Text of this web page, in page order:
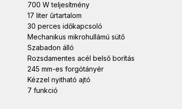
700 W teljesítmény
17 liter űrtartalom
30 perces időkapcsoló
Mechanikus mikrohullámú sütő
Szabadon álló
Rozsdamentes acél belső borítás
245 mm-es forgótányér
Kézzel nyitható ajtó
7 funkció